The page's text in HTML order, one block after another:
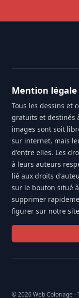
Mention légale
Tous les dessins et
gratuits et destinés
images sont soit
sur internet, mais
d'entre elles. Les
à leurs auteurs
lié aux droits
sur le bouton situé
supprimer
figurer sur notre
© 2026 Web Coloriage -